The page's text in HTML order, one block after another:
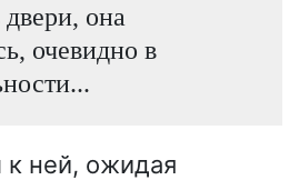
двери, она
очевидно в
ней, ожидая